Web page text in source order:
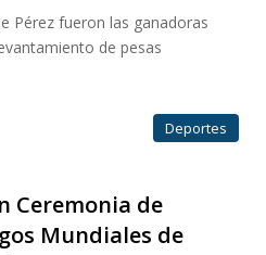
Pérez fueron las ganadoras
de pesas
Deportes
Ceremonia de
Mundiales de